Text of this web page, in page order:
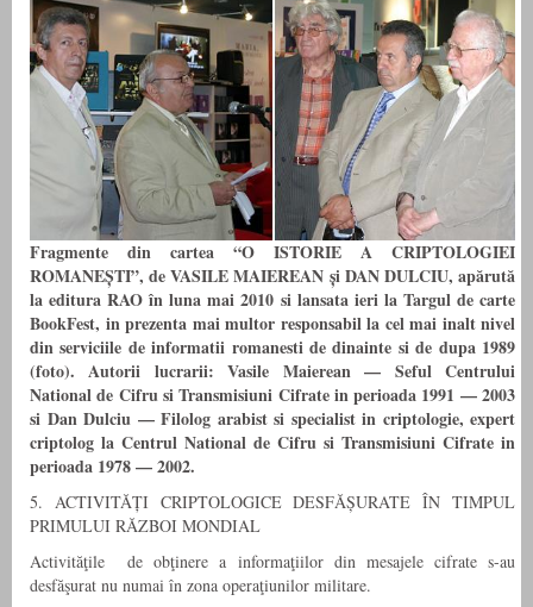
Fragmente din cartea “O ISTORIE A CRIPTOLOGIEI
ROMANEȘTI”, de VASILE MAIEREAN și DAN DULCIU, apărută
la editura RAO în luna mai 2010 si lansata ieri la Targul de carte
BookFest, in prezenta mai multor responsabil la cel mai inalt nivel
din serviciile de informatii romanesti de dinainte si de dupa 1989
(foto). Autorii lucrarii: Vasile Maierean — Seful Centrului
National de Cifru si Transmisiuni Cifrate in perioada 1991 — 2003
si Dan Dulciu — Filolog arabist si specialist in criptologie, expert
criptolog la Centrul National de Cifru si Transmisiuni Cifrate in
perioada 1978 — 2002.
5. ACTIVITĂȚI CRIPTOLOGICE DESFĂȘURATE ÎN TIMPUL
PRIMULUI RĂZBOI MONDIAL
Activităţile de obţinere a informaţiilor din mesajele cifrate s-au
desfăşurat nu numai în zona operaţiunilor militare.